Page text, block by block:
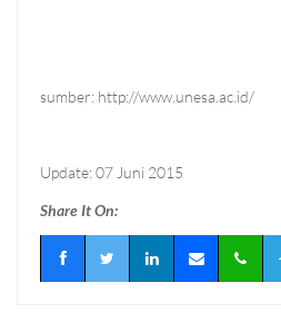
sumber: http://www.unesa.ac.id/
Update: 07 Juni 2015
Share It On: